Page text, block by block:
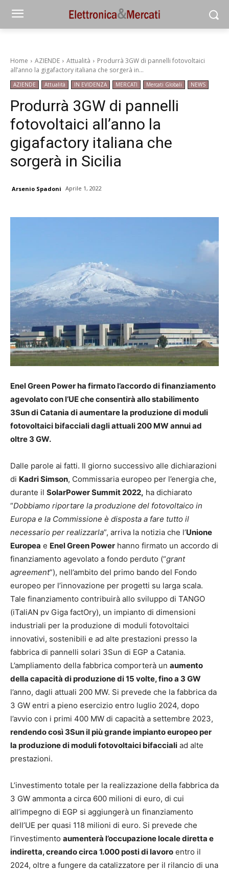
Home AZIENDE Attualità
Produrrà 3GW di pannelli fotovoltaici
all’anno la gigafactory italiana che sorgerà in...
AZIENDE Attualità IN EVIDENZA MERCATI Mercati Globali NEWS
Produrrà 3GW di pannelli
fotovoltaici all’anno la
gigafactory italiana che
sorgerà in Sicilia
Arsenio Spadoni Aprile 1, 2022
Enel Green Power ha firmato l’accordo di finanziamento
agevolato con l’UE che consentirà allo stabilimento
3Sun di Catania di aumentare la produzione di moduli
fotovoltaici bifacciali dagli attuali 200 MW annui ad
oltre 3 GW.
Dalle parole ai fatti. Il giorno successivo alle dichiarazioni
di Kadri Simson, Commissaria europeo per l’energia che,
durante il SolarPower Summit 2022, ha dichiarato
“Dobbiamo riportare la produzione del fotovoltaico in
Europa e la Commissione è disposta a fare tutto il
necessario per realizzarla”, arriva la notizia che l’Unione
Europea e Enel Green Power hanno firmato un accordo di
finanziamento agevolato a fondo perduto (“grant
agreement”), nell’ambito del primo bando del Fondo
europeo per l’innovazione per progetti su larga scala.
Tale finanziamento contribuirà allo sviluppo di TANGO
(iTaliAN pv Giga factOry), un impianto di dimensioni
industriali per la produzione di moduli fotovoltaici
innovativi, sostenibili e ad alte prestazioni presso la
fabbrica di pannelli solari 3Sun di EGP a Catania.
L’ampliamento della fabbrica comporterà un aumento
della capacità di produzione di 15 volte, fino a 3 GW
l’anno, dagli attuali 200 MW. Si prevede che la fabbrica da
3 GW entri a pieno esercizio entro luglio 2024, dopo
l’avvio con i primi 400 MW di capacità a settembre 2023,
rendendo così 3Sun il più grande impianto europeo per
la produzione di moduli fotovoltaici bifacciali ad alte
prestazioni.
L’investimento totale per la realizzazione della fabbrica da
3 GW ammonta a circa 600 milioni di euro, di cui
all’impegno di EGP si aggiungerà un finanziamento
dell’UE per quasi 118 milioni di euro. Si prevede che
l’investimento aumenterà l’occupazione locale diretta e
indiretta, creando circa 1.000 posti di lavoro entro il
2024, oltre a fungere da catalizzatore per il rilancio di una